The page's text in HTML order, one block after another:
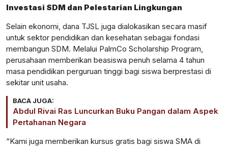
Investasi SDM dan Pelestarian Lingkungan
Selain ekonomi, dana TJSL juga dialokasikan secara masif
untuk sektor pendidikan dan kesehatan sebagai fondasi
membangun SDM. Melalui PalmCo Scholarship Program,
perusahaan memberikan beasiswa penuh selama 4 tahun
masa pendidikan perguruan tinggi bagi siswa berprestasi di
sekitar unit usaha.
BACA JUGA:
Abdul Rivai Ras Luncurkan Buku Pangan dalam Aspek
Pertahanan Negara
“Kami juga memberikan kursus gratis bagi siswa SMA di